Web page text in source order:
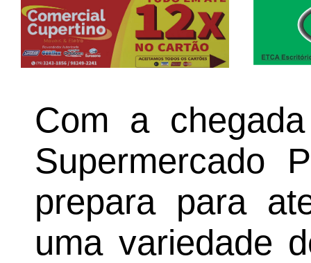
Com a
Supermercado
prepara para
uma variedade